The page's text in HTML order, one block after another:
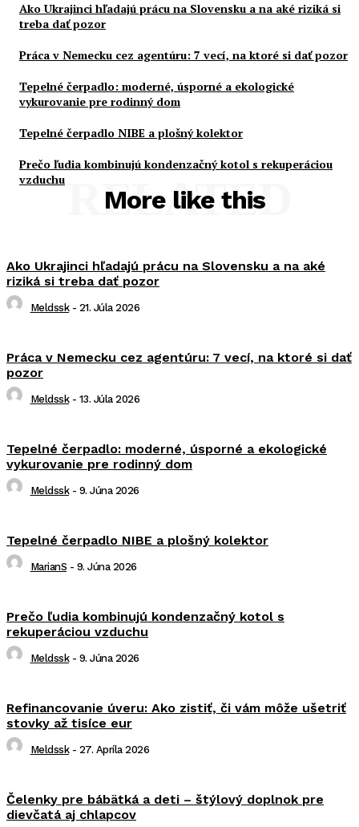
Ako Ukrajinci hľadajú prácu na Slovensku a na aké riziká si
treba dať pozor
Práca v Nemecku cez agentúru: 7 vecí, na ktoré si dať pozor
Tepelné čerpadlo: moderné, úsporné a ekologické
vykurovanie pre rodinný dom
Tepelné čerpadlo NIBE a plošný kolektor
Prečo ľudia kombinujú kondenzačný kotol s rekuperáciou
vzduchu
More like this
RELATED
Ako Ukrajinci hľadajú prácu na Slovensku a na aké
riziká si treba dať pozor
Meldssk - 21. Júla 2026
Práca v Nemecku cez agentúru: 7 vecí, na ktoré si dať
pozor
Meldssk - 13. Júla 2026
Tepelné čerpadlo: moderné, úsporné a ekologické
vykurovanie pre rodinný dom
Meldssk - 9. Júna 2026
Tepelné čerpadlo NIBE a plošný kolektor
MarianS - 9. Júna 2026
Prečo ľudia kombinujú kondenzačný kotol s
rekuperáciou vzduchu
Meldssk - 9. Júna 2026
Refinancovanie úveru: Ako zistiť, či vám môže ušetriť
stovky až tisíce eur
Meldssk - 27. Apríla 2026
Čelenky pre bábätká a deti – štýlový doplnok pre
dievčatá aj chlapcov